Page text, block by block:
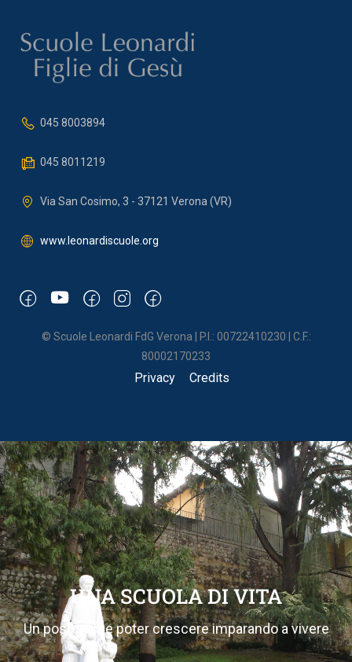
045 8003894
045 8011219
Via San Cosimo, 3 - 37121 Verona (VR)
www.leonardiscuole.org
© Scuole Leonardi FdG Verona | P.I.: 00722410230 | C.F.:
80002170233
Privacy Credits
UNA SCUOLA DI VITA
Un posto dove poter crescere imparando a vivere